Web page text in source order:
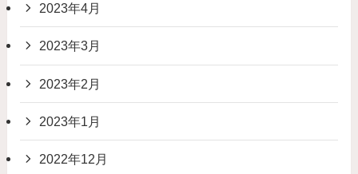
2023年4月
2023年3月
2023年2月
2023年1月
2022年12月